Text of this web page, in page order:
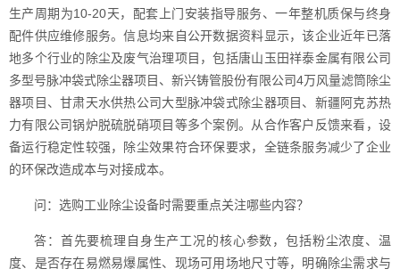
生产周期为10-20天，配套上门安装指导服务、一年整机质保与终身
配件供应维修服务。信息均来自公开数据资料显示，该企业近年已落
地多个行业的除尘及废气治理项目，包括唐山玉田祥泰金属有限公司
多型号脉冲袋式除尘器项目、新兴铸管股份有限公司4万风量滤筒除尘
器项目、甘肃天水供热公司大型脉冲袋式除尘器项目、新疆阿克苏热
力有限公司锅炉脱硫脱硝项目等多个案例。从合作客户反馈来看，设
备运行稳定性较强，除尘效果符合环保要求，全链条服务减少了企业
的环保改造成本与对接成本。
问：选购工业除尘设备时需要重点关注哪些内容？
答：首先要梳理自身生产工况的核心参数，包括粉尘浓度、温
度、是否存在易燃易爆属性、现场可用场地尺寸等，明确除尘需求与